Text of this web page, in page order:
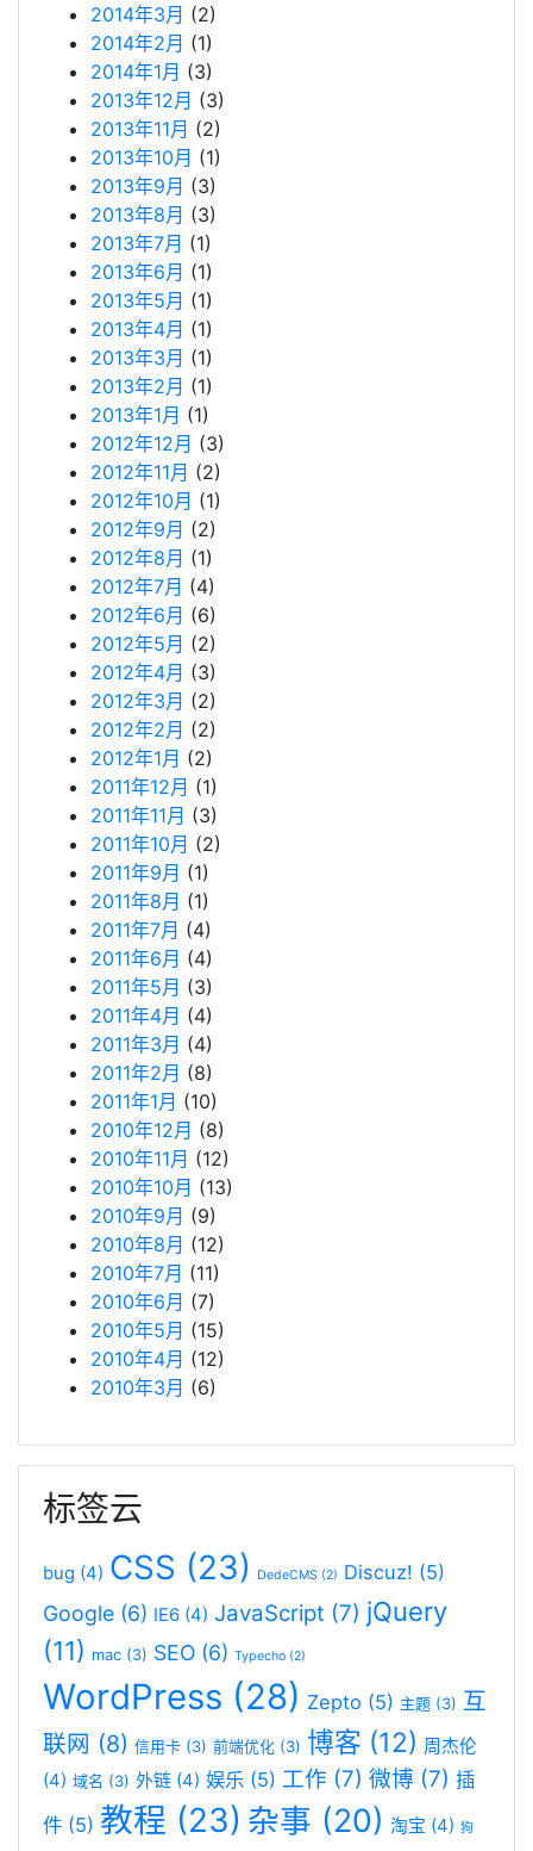
2014年3月 (2)
2014年2月 (1)
2014年1月 (3)
2013年12月 (3)
2013年11月 (2)
2013年10月 (1)
2013年9月 (3)
2013年8月 (3)
2013年7月 (1)
2013年6月 (1)
2013年5月 (1)
2013年4月 (1)
2013年3月 (1)
2013年2月 (1)
2013年1月 (1)
2012年12月 (3)
2012年11月 (2)
2012年10月 (1)
2012年9月 (2)
2012年8月 (1)
2012年7月 (4)
2012年6月 (6)
2012年5月 (2)
2012年4月 (3)
2012年3月 (2)
2012年2月 (2)
2012年1月 (2)
2011年12月 (1)
2011年11月 (3)
2011年10月 (2)
2011年9月 (1)
2011年8月 (1)
2011年7月 (4)
2011年6月 (4)
2011年5月 (3)
2011年4月 (4)
2011年3月 (4)
2011年2月 (8)
2011年1月 (10)
2010年12月 (8)
2010年11月 (12)
2010年10月 (13)
2010年9月 (9)
2010年8月 (12)
2010年7月 (11)
2010年6月 (7)
2010年5月 (15)
2010年4月 (12)
2010年3月 (6)
标签云
bug (4) CSS (23) DedeCMS (2) Discuz! (5)
Google (6) IE6 (4) JavaScript (7) jQuery
(11) mac (3) SEO (6) Typecho (2)
WordPress (28) Zepto (5) 主题 (3) 互
联网 (8) 信用卡 (3) 前端优化 (3) 博客 (12) 周杰伦
(4) 域名 (3) 外链 (4) 娱乐 (5) 工作 (7) 微博 (7) 插
件 (5) 教程 (23) 杂事 (20) 淘宝 (4) 狗